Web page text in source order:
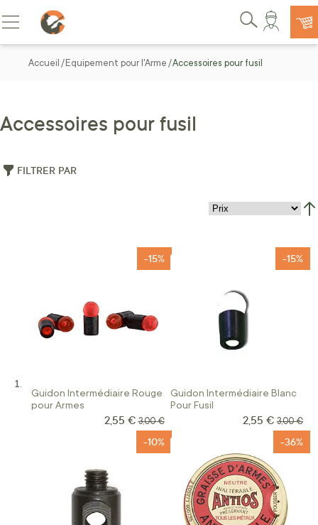
Allez au contenu
Basculer la navigation
Rechercher
Accueil Equipement pour l'Arme Accessoires pour fusil
Accessoires pour fusil
FILTRER PAR
Guidon Intermédiaire Rouge
pour Armes
-15%
Prix Spécial
2,55 € Prix normal
3,00 €
Guidon Intermédiaire Blanc
Pour Fusil
-15%
Prix Spécial
2,55 € Prix
3,00 €
-10% -36%